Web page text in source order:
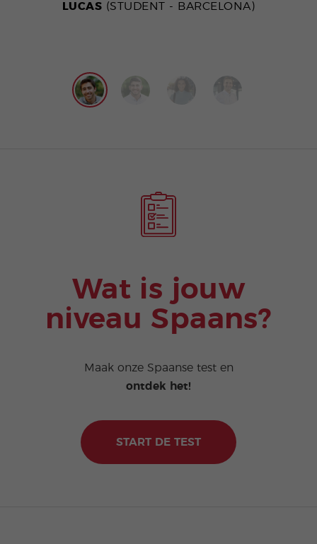
LUCAS (STUDENT - BARCELONA)
Wat is jouw
niveau Spaans?
Maak onze Spaanse test en
ontdek het!
START DE TEST